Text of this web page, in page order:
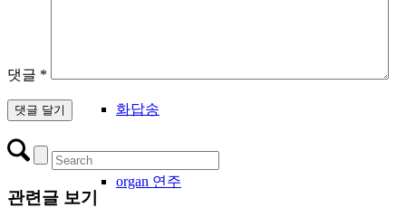
화답송
organ 연주
댓글 *
관련글 보기